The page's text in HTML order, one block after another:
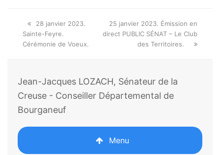
Onglet
précédent:
28 janvier 2023.
Sainte-Feyre.
Cérémonie de Voeux.
next
post:
25 janvier 2023. Émission en
direct PUBLIC SÉNAT – Le Club
des Territoires.
Jean-Jacques LOZACH, Sénateur de la
Creuse - Conseiller Départemental de
Bourganeuf
Menu